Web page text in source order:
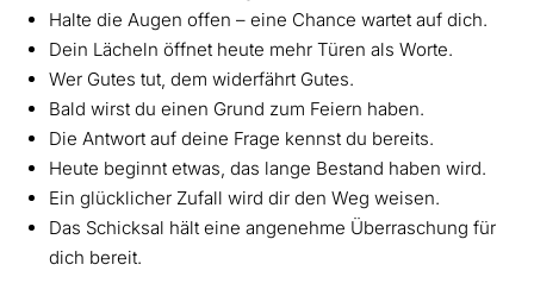
Halte die Augen offen – eine Chance wartet auf dich.
Dein Lächeln öffnet heute mehr Türen als Worte.
Wer Gutes tut, dem widerfährt Gutes.
Bald wirst du einen Grund zum Feiern haben.
Die Antwort auf deine Frage kennst du bereits.
Heute beginnt etwas, das lange Bestand haben wird.
Ein glücklicher Zufall wird dir den Weg weisen.
Das Schicksal hält eine angenehme Überraschung für
dich bereit.